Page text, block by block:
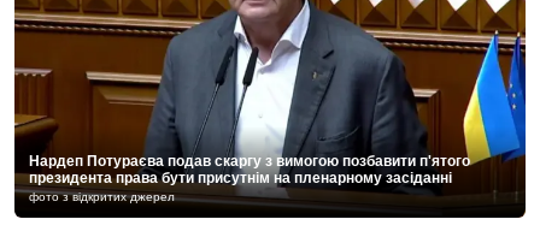
Нардеп Потураєва подав скаргу з вимогою позбавити п'ятого
президента права бути присутнім на пленарному засіданні
фото з відкритих джерел